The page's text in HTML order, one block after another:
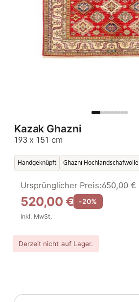
Kazak Ghazni
193 x 151 cm
Handgeknüpft Ghazni Hochlandschafwolle
520,00 €
Ursprünglicher Preis:650,00 €
-20%
inkl. MwSt.
Derzeit nicht auf Lager.